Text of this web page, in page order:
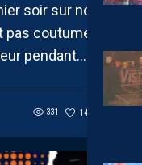
soir sur notre
pas coutume,
pendant...
331 140